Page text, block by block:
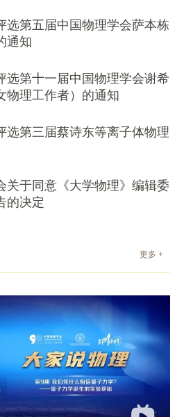
选第五届中国物理学会萨本栋
通知
选第十一届中国物理学会谢希
物理工作者）的通知
选第三届蔡诗东等离子体物理
关于同意《大学物理》编辑委
的决定
更多 +